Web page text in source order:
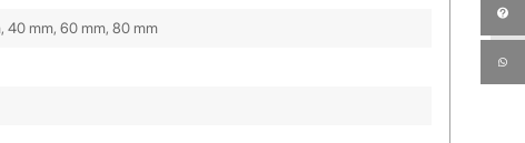
40 mm, 60 mm, 80 mm